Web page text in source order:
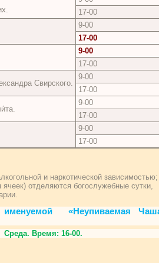
17-00
9-00
17-00
9-00
17-00
Свирского.
9-00
17-00
9-00
17-00
9-00
17-00
и наркотической зависимостью;
отделяются богослужебные сутки,
«Неупиваемая
Время: 16-00.